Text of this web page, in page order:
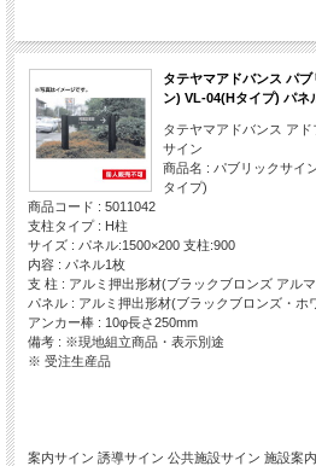
タテヤマアドバンス パ
ン) VL-04(Hタイプ) パネ
タテヤマアドバンス ア
サイン
商品名 : パブリックサイ
タイプ)
商品コード : 5011042
支柱タイプ : H柱
サイズ : パネル:1500×200 支柱:900
内容 : パネル1枚
支 柱 : アルミ押出形材(ブラックブロンズ アル
パネル : アルミ押出形材(ブラックブロンズ・ホ
アンカー棒 : 10φ長さ250mm
備考 : ※現地組立商品・表示別途
※ 受注生産品
案内サイン 誘導サイン 公共施設サイン 施設案